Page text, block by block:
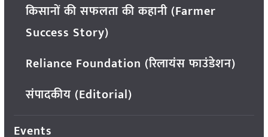
किसानों की सफलता की कहानी (Farmer
Success Story)
Reliance Foundation (रिलायंस फाउंडेशन)
संपादकीय (Editorial)
Events